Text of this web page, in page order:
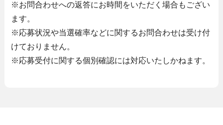
※お問合わせへの返答にお時間をいただく場合もござい
ます。
※応募状況や当選確率などに関するお問合わせは受け付
けておりません。
※応募受付に関する個別確認には対応いたしかねます。